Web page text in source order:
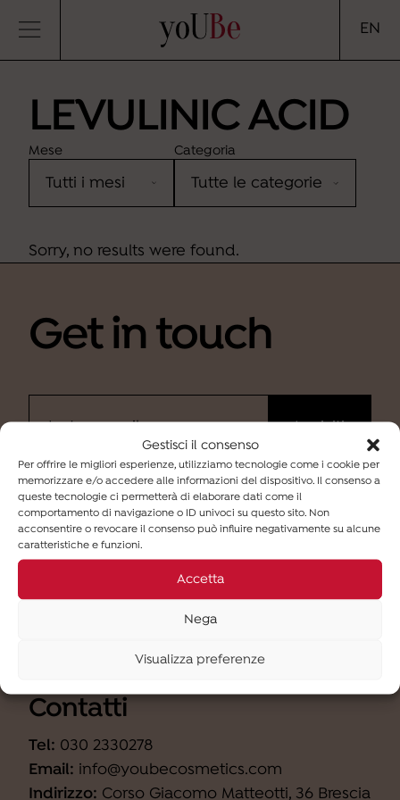
Gestisci il consenso
Per offrire le migliori esperienze, utilizziamo tecnologie come i cookie per
memorizzare e/o accedere alle informazioni del dispositivo. Il consenso a
queste tecnologie ci permetterà di elaborare dati come il
comportamento di navigazione o ID univoci su questo sito. Non
acconsentire o revocare il consenso può influire negativamente su alcune
caratteristiche e funzioni.
Accetta
Nega
Visualizza preferenze
yoUBe EN
LEVULINIC ACID
Mese Categoria
Sorry, no results were found.
Get in touch
Ho lettol'informativae desidero iscrivermi alla
newsletter (finalità b).
Contatti
Tel: 030 2330278
Email: info@youbecosmetics.com
Indirizzo: Corso Giacomo Matteotti, 36